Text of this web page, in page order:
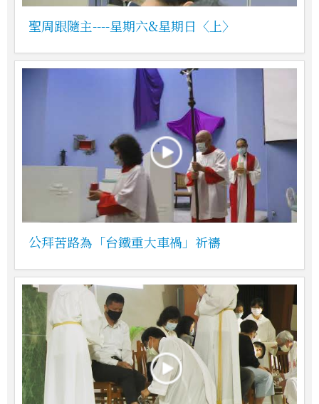
聖周跟隨主----星期六&星期日〈上〉
公拜苦路為「台鐵重大車禍」祈禱